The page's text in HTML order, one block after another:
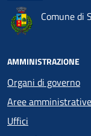
Comune di
AMMINISTRAZIONE
Organi di governo
Aree amministrative
Uffici